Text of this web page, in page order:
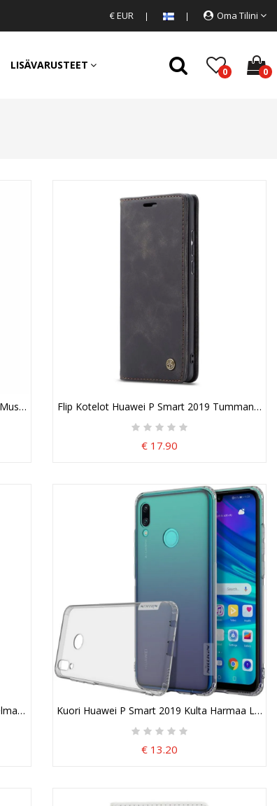
€ EUR Oma Tilini
LISÄVARUSTEET
0 0
Perhosia Ja Kukkia Suojakuori
Flip Kotelot Huawei P Smart 2019
€ 17.90
SuojakuoriKuori Huawei P Smart 2019 Kulta Harmaa
€ 13.20